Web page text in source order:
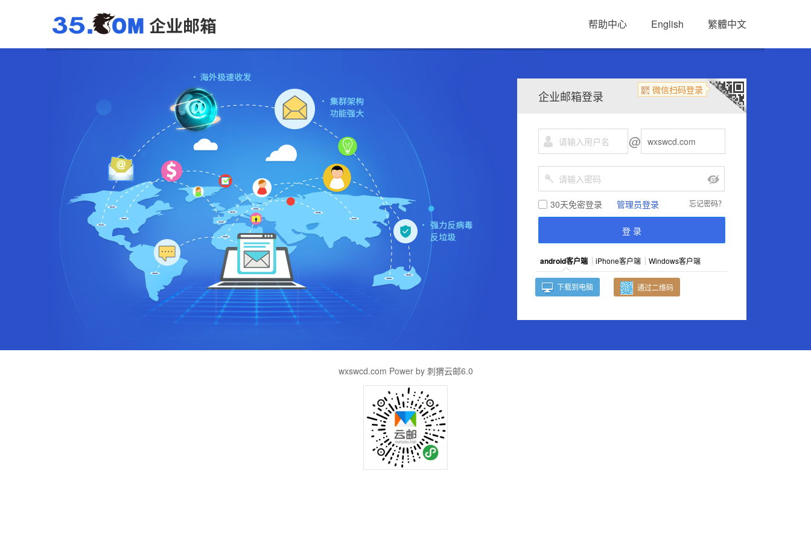
帮助中心 English 繁體中文
企业邮箱登录 微信扫码登录
@
30天免密登录 管理员登录 忘记密码？
android客户端 iPhone客户端 Windows客户端
下载到电脑 通过二维码
wxswcd.com Power by 刺猬云邮6.0